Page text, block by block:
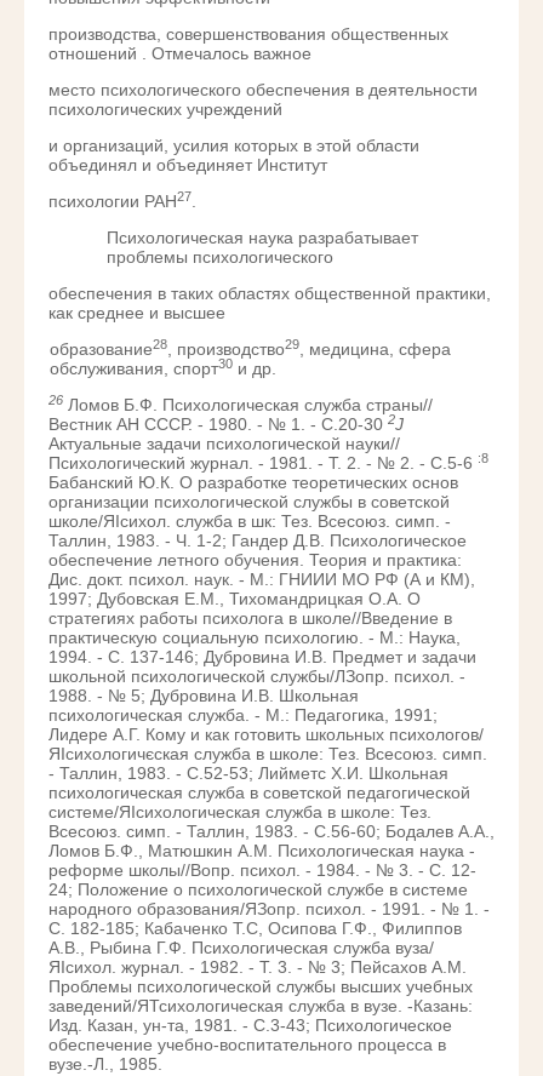
производства, совершенствования общественных
отношений . Отмечалось важное
место психологического обеспечения в деятельности
психологических учреждений
и организаций, усилия которых в этой области
объединял и объединяет Институт
психологии РАН27
Психологическая наука разрабатывает
проблемы психологического
обеспечения в таких областях общественной практики,
как среднее и высшее
образование28, производство29, медицина, сфера
обслуживания, спорт30и др.
26 Ломов Б.Ф. Психологическая служба страны//
Вестник АН СССР. - 1980. - № 1. - С.20-30 2J
Актуальные задачи психологической науки//
Психологический журнал. - 1981. - Т. 2. - № 2. - С.5-6 :8
Бабанский Ю.К. О разработке теоретических основ
организации психологической службы в советской
школе/ЯІсихол. служба в шк: Тез. Всесоюз. симп. -
Таллин, 1983. - Ч. 1-2; Гандер Д.В. Психологическое
обеспечение летного обучения. Теория и практика:
Дис. докт. психол. наук. - М.: ГНИИИ МО РФ (А и КМ),
1997; Дубовская Е.М., Тихомандрицкая О.А. О
стратегиях работы психолога в школе//Введение в
практическую социальную психологию. - М.: Наука,
1994. - С. 137-146; Дубровина И.В. Предмет и задачи
школьной психологической службы/ЛЗопр. психол. -
1988. - № 5; Дубровина И.В. Школьная
психологическая служба. - М.: Педагогика, 1991;
Лидере А.Г. Кому и как готовить школьных психологов/
ЯІсихологичєская служба в школе: Тез. Всесоюз. симп.
- Таллин, 1983. - С.52-53; Лийметс Х.И. Школьная
психологическая служба в советской педагогической
системе/ЯІсихологическая служба в школе: Тез.
Всесоюз. симп. - Таллин, 1983. - С.56-60; Бодалев А.А.,
Ломов Б.Ф., Матюшкин А.М. Психологическая наука -
реформе школы//Вопр. психол. - 1984. - № 3. - С. 12-
24; Положение о психологической службе в системе
народного образования/ЯЗопр. психол. - 1991. - № 1. -
С. 182-185; Кабаченко Т.С, Осипова Г.Ф., Филиппов
А.В., Рыбина Г.Ф. Психологическая служба вуза/
ЯІсихол. журнал. - 1982. - Т. 3. - № 3; Пейсахов A.M.
Проблемы психологической службы высших учебных
заведений/ЯТсихологическая служба в вузе. -Казань:
Изд. Казан, ун-та, 1981. - С.3-43; Психологическое
обеспечение учебно-воспитательного процесса в
вузе.-Л., 1985.